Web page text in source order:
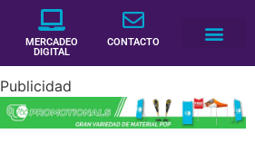
MERCADEO
DIGITAL
CONTACTO
Publicidad